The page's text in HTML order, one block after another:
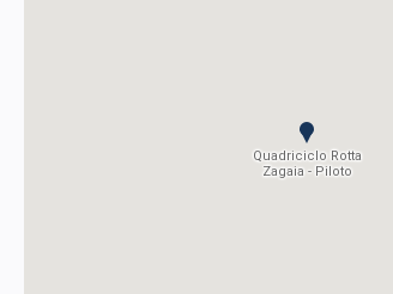
Quadriciclo Rotta
Zagaia - Piloto